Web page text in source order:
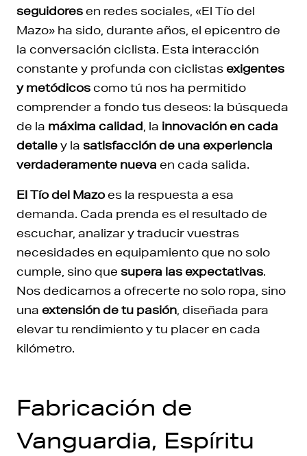
seguidoresen redes sociales, «El Tío del
Mazo» ha sido, durante años, el epicentro de
la conversación ciclista. Esta interacción
constante y profunda con ciclistasexigentes
y metódicoscomo tú nos ha permitido
comprender a fondo tus deseos: la búsqueda
de la máxima calidad , la innovación en cada
detalley la satisfacción de una experiencia
verdaderamente nueva en cada salida.
El Tío del Mazoes la respuesta a esa
demanda. Cada prenda es el resultado de
escuchar, analizar y traducir vuestras
necesidades en equipamiento que no solo
cumple, sino que supera las expectativas.
Nos dedicamos a ofrecerte no solo ropa, sino
una extensión de tu pasión , diseñada para
elevar tu rendimiento y tu placer en cada
kilómetro.
Fabricación de
Vanguardia, Espíritu